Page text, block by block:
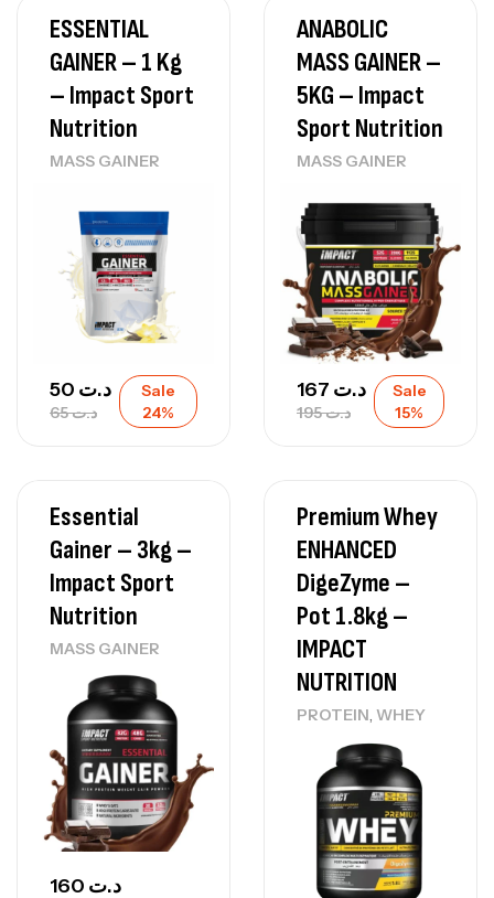
ESSENTIAL
GAINER – 1 Kg
– Impact Sport
Nutrition
MASS GAINER
د.ت65
د.ت
Sale
24%
ANABOLIC
MASS GAINER –
5KG – Impact
Sport Nutrition
MASS GAINER
د.ت195
د.ت
Sale
15%
Essential
Gainer – 3kg –
Impact Sport
Nutrition
MASS GAINER
د.ت
Premium Whey
ENHANCED
DigeZyme –
Pot 1.8kg –
IMPACT
NUTRITION
PROTEIN, WHEY